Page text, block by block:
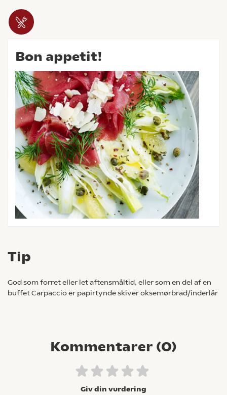
Bon appetit!
Tip
God som forret eller let aftensmåltid, eller som en del af en
buffet Carpaccio er papirtynde skiver oksemørbrad/inderlår
Kommentarer (0)
Giv din vurdering